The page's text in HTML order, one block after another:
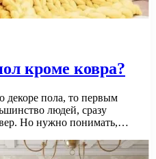
кроме ковра?
декоре пола, то первым
людей, сразу
Но нужно понимать,…